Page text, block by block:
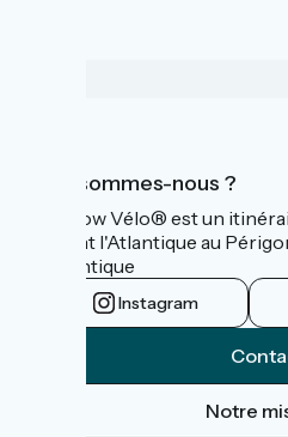
Qui sommes-nous ?
La Flow Vélo® est un
reliant l'Atlantique au
l’Atlantique
Instagram
Notre